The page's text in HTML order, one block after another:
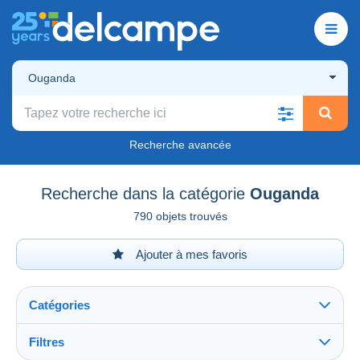
Ouganda
Recherche avancée
Recherche dans la catégorie Ouganda
790 objets trouvés
Ajouter à mes favoris
Catégories
Filtres